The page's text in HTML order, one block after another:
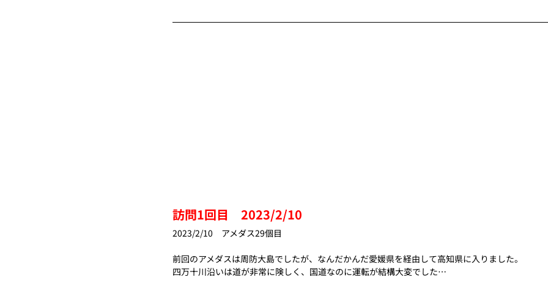
訪問1回目　2023/2/10
2023/2/10　アメダス29個目
前回のアメダスは周防大島でしたが、なんだかんだ愛媛県を経由して高知県に入りました。
四万十川沿いは道が非常に険しく、国道なのに運転が結構大変でした…